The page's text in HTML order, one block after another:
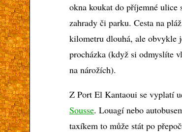
okna koukat do příjemné ulice
zahrady či parku. Cesta na
kilometru dlouhá, ale obvykle
procházka (když si odmyslíte
na nárožích).
Z Port El Kantaoui se vyplatí
Sousse. Louagí nebo
taxíkem to může stát po